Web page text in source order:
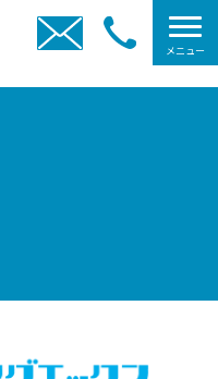
メニュー